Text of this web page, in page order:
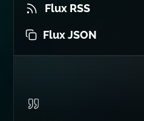
Flux RSS
Flux JSON